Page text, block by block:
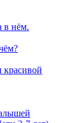
в нём.
красивой